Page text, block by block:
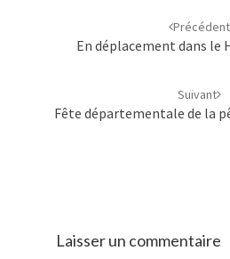
Précédent
En déplacement dans le
Suivant
Fête départementale de la
Laisser un commentaire